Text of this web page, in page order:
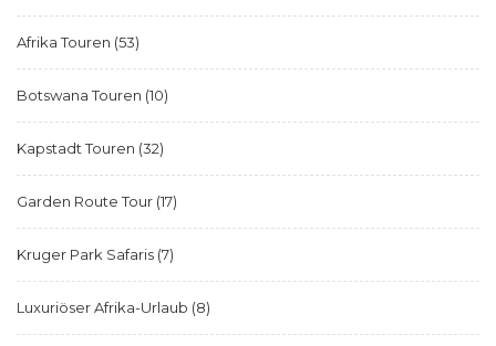
Afrika Touren (53)
Botswana Touren (10)
Kapstadt Touren (32)
Garden Route Tour (17)
Kruger Park Safaris (7)
Luxuriöser Afrika-Urlaub (8)